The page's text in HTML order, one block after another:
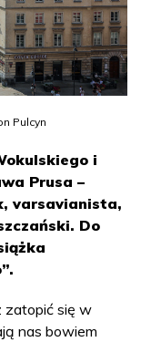
Pulcyn
i
Prusa –
varsavianista,
Do
zatopić się w
nas bowiem